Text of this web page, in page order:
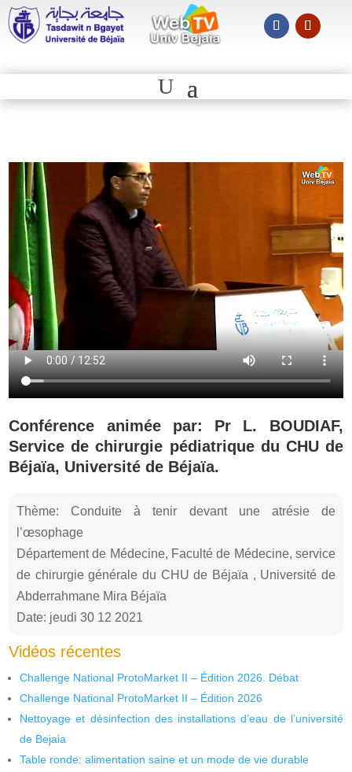
Conférence animée par: Pr L. BOUDIAF,
Service de chirurgie pédiatrique du CHU de
Béjaïa, Université de Béjaïa.
Thème: Conduite à tenir devant une atrésie de
l’œsophage
Département de Médecine, Faculté de Médecine, service
de chirurgie générale du CHU de Béjaïa , Université de
Abderrahmane Mira Béjaïa
Date: jeudi 30 12 2021
Vidéos récentes
Challenge National ProtoMarket II – Édition 2026. Débat
Challenge National ProtoMarket II – Édition 2026
Nettoyage et désinfection des installations d’eau de l’université
de Bejaia
Table ronde: alimentation saine et un mode de vie durable